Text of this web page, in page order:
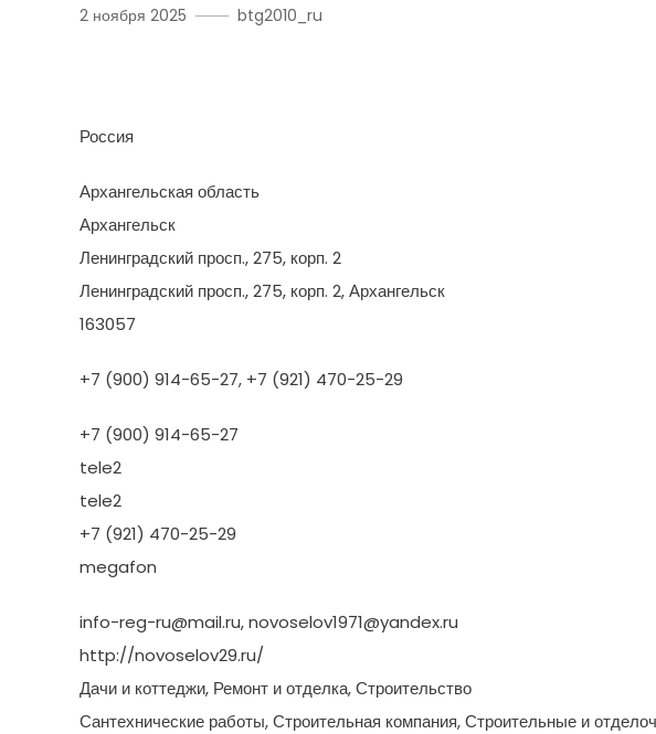
2 ноября 2025 btg2010_ru
Россия
Архангельская область
Архангельск
Ленинградский просп., 275, корп. 2
Ленинградский просп., 275, корп. 2, Архангельск
163057
+7 (900) 914-65-27, +7 (921) 470-25-29
+7 (900) 914-65-27
tele2
tele2
+7 (921) 470-25-29
megafon
info-reg-ru@mail.ru, novoselov1971@yandex.ru
http://novoselov29.ru/
Дачи и коттеджи, Ремонт и отделка, Строительство
Сантехнические работы, Строительная компания, Строительные и